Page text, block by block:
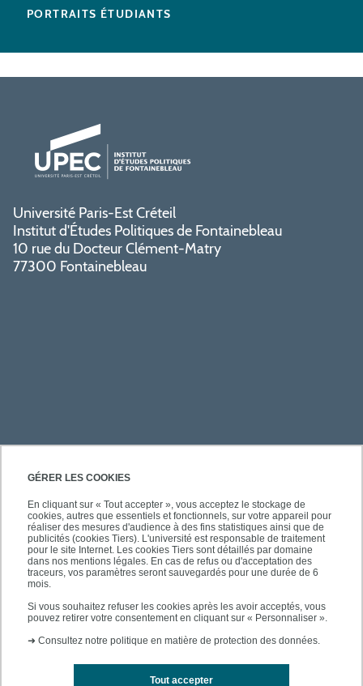
GÉRER LES COOKIES
En cliquant sur « Tout accepter », vous acceptez le stockage de
cookies, autres que essentiels et fonctionnels, sur votre appareil pour
réaliser des mesures d'audience à des fins statistiques ainsi que de
publicités (cookies Tiers). L'université est responsable de traitement
pour le site Internet. Les cookies Tiers sont détaillés par domaine
dans nos mentions légales. En cas de refus ou d'acceptation des
traceurs, vos paramètres seront sauvegardés pour une durée de 6
mois.
Si vous souhaitez refuser les cookies après les avoir acceptés, vous
pouvez retirer votre consentement en cliquant sur « Personnaliser ».
➜ Consultez notre politique en matière de protection des données.
Tout accepter
PORTRAITS ÉTUDIANTS
Université Paris-Est Créteil
Institut d'Études Politiques de Fontainebleau
10 rue du Docteur Clément-Matry
77300 Fontainebleau
PRATIQUE
ACCÈS RAPIDES
SUIVEZ-NOUS